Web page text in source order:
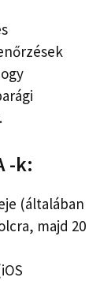
-k:
(általában
majd 20